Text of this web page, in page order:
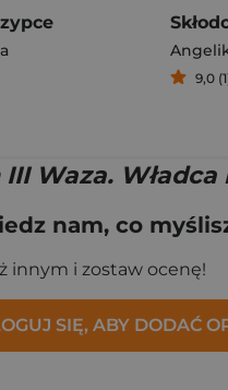
9,0
III Waza.
nam, co
innym i zostaw ocenę!
SIĘ, ABY DODAĆ